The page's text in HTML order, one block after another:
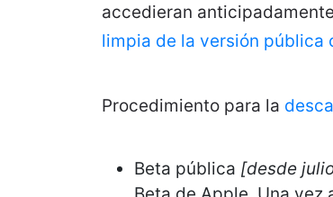
accedieran
limpia de la versión pública
Procedimiento para la
Beta pública [desde